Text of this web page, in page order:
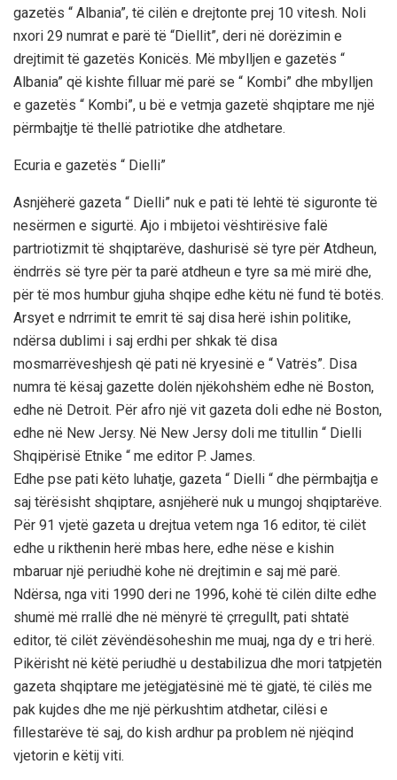
gazetës “ Albania”, të cilën e drejtonte prej 10 vitesh. Noli
nxori 29 numrat e parë të “Diellit”, deri në dorëzimin e
drejtimit të gazetës Konicës. Më mbylljen e gazetës “
Albania” që kishte filluar më parë se “ Kombi” dhe mbylljen
e gazetës “ Kombi”, u bë e vetmja gazetë shqiptare me një
përmbajtje të thellë patriotike dhe atdhetare.
Ecuria e gazetës “ Dielli”
Asnjëherë gazeta “ Dielli” nuk e pati të lehtë të siguronte të
nesërmen e sigurtë. Ajo i mbijetoi vështirësive falë
partriotizmit të shqiptarëve, dashurisë së tyre për Atdheun,
ëndrrës së tyre për ta parë atdheun e tyre sa më mirë dhe,
për të mos humbur gjuha shqipe edhe këtu në fund të botës.
Arsyet e ndrrimit te emrit të saj disa herë ishin politike,
ndërsa dublimi i saj erdhi per shkak të disa
mosmarrëveshjesh që pati në kryesinë e “ Vatrës”. Disa
numra të kësaj gazette dolën njëkohshëm edhe në Boston,
edhe në Detroit. Për afro një vit gazeta doli edhe në Boston,
edhe në New Jersy. Në New Jersy doli me titullin “ Dielli
Shqipërisë Etnike “ me editor P. James.
Edhe pse pati këto luhatje, gazeta “ Dielli “ dhe përmbajtja e
saj tërësisht shqiptare, asnjëherë nuk u mungoj shqiptarëve.
Për 91 vjetë gazeta u drejtua vetem nga 16 editor, të cilët
edhe u rikthenin herë mbas here, edhe nëse e kishin
mbaruar një periudhë kohe në drejtimin e saj më parë.
Ndërsa, nga viti 1990 deri ne 1996, kohë të cilën dilte edhe
shumë më rrallë dhe në mënyrë të çrregullt, pati shtatë
editor, të cilët zëvëndësoheshin me muaj, nga dy e tri herë.
Pikërisht në këtë periudhë u destabilizua dhe mori tatpjetën
gazeta shqiptare me jetëgjatësinë më të gjatë, të cilës me
pak kujdes dhe me një përkushtim atdhetar, cilësi e
fillestarëve të saj, do kish ardhur pa problem në njëqind
vjetorin e këtij viti.